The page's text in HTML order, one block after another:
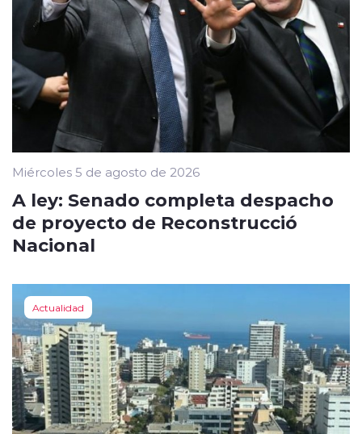
Miércoles 5 de agosto de 2026
A ley: Senado completa despacho
de proyecto de Reconstrucció
Nacional
Actualidad